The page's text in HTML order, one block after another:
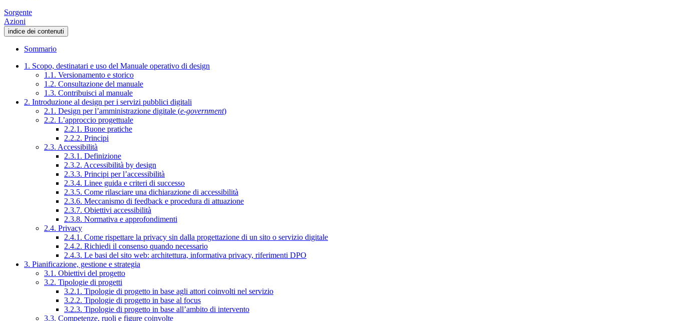
Sorgente
Azioni
indice dei contenuti
Sommario
1. Scopo, destinatari e uso del Manuale operativo di design
1.1. Versionamento e storico
1.2. Consultazione del manuale
1.3. Contribuisci al manuale
2. Introduzione al design per i servizi pubblici digitali
2.1. Design per l’amministrazione digitale (e-government)
2.2. L’approccio progettuale
2.2.1. Buone pratiche
2.2.2. Principi
2.3. Accessibilità
2.3.1. Definizione
2.3.2. Accessibilità by design
2.3.3. Principi per l’accessibilità
2.3.4. Linee guida e criteri di successo
2.3.5. Come rilasciare una dichiarazione di accessibilità
2.3.6. Meccanismo di feedback e procedura di attuazione
2.3.7. Obiettivi accessibilità
2.3.8. Normativa e approfondimenti
2.4. Privacy
2.4.1. Come rispettare la privacy sin dalla progettazione di un sito o servizio digitale
2.4.2. Richiedi il consenso quando necessario
2.4.3. Le basi del sito web: architettura, informativa privacy, riferimenti DPO
3. Pianificazione, gestione e strategia
3.1. Obiettivi del progetto
3.2. Tipologie di progetti
3.2.1. Tipologie di progetto in base agli attori coinvolti nel servizio
3.2.2. Tipologie di progetto in base al focus
3.2.3. Tipologie di progetto in base all’ambito di intervento
3.3. Competenze, ruoli e figure coinvolte